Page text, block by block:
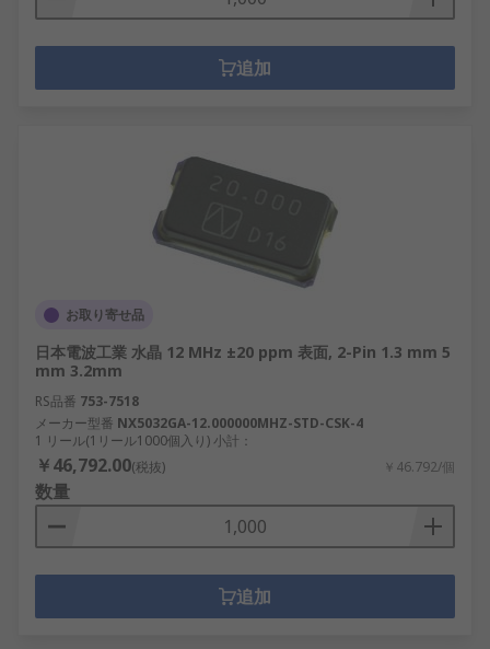
追加
お取り寄せ品
日本電波工業 水晶 12 MHz ±20 ppm 表面, 2-Pin 1.3 mm 5
mm 3.2mm
RS品番 753-7518
メーカー型番 NX5032GA-12.000000MHZ-STD-CSK-4
1 リール(1リール1000個入り) 小計：
￥46,792.00(税抜) ￥46.792/個
数量
追加